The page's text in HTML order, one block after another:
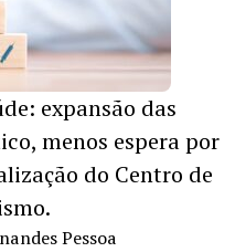
expansão das
menos espera por
do Centro de
Pessoa